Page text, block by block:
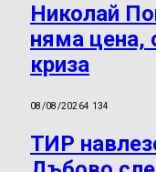
Николай
няма цена,
криза
08/08/20264 134
ТИР